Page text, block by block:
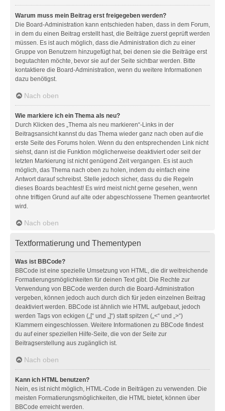
Warum muss mein Beitrag erst freigegeben werden?
Die Board-Administration kann entschieden haben, dass in dem Forum,
in dem du einen Beitrag erstellt hast, die Beiträge zuerst geprüft werden
müssen. Es ist auch möglich, dass die Administration dich zu einer
Gruppe von Benutzern hinzugefügt hat, bei denen sie die Beiträge erst
begutachten möchte, bevor sie auf der Seite sichtbar werden. Bitte
kontaktiere die Board-Administration, wenn du weitere Informationen
dazu benötigst.
Nach oben
Wie markiere ich ein Thema als neu?
Durch Klicken des „Thema als neu markieren“-Links in der
Beitragsansicht kannst du das Thema wieder ganz nach oben auf die
erste Seite des Forums holen. Wenn du den entsprechenden Link nicht
siehst, dann ist die Funktion möglicherweise deaktiviert oder seit der
letzten Markierung ist nicht genügend Zeit vergangen. Es ist auch
möglich, das Thema nach oben zu holen, indem du einfach eine
Antwort darauf schreibst. Stelle jedoch sicher, dass du die Regeln
dieses Boards beachtest! Es wird meist nicht gerne gesehen, wenn
ohne triftigen Grund auf alte oder abgeschlossene Themen geantwortet
wird.
Nach oben
Textformatierung und Thementypen
Was ist BBCode?
BBCode ist eine spezielle Umsetzung von HTML, die dir weitreichende
Formatierungsmöglichkeiten für deinen Text gibt. Die Rechte zur
Verwendung von BBCode werden durch die Board-Administration
vergeben, können jedoch auch durch dich für jeden einzelnen Beitrag
deaktiviert werden. BBCode ist ähnlich wie HTML aufgebaut, jedoch
werden Tags von eckigen („[“ und „]“) statt spitzen („<“ und „>“)
Klammern eingeschlossen. Weitere Informationen zu BBCode findest
du auf einer speziellen Hilfe-Seite, die von der Seite zur
Beitragserstellung aus zugänglich ist.
Nach oben
Kann ich HTML benutzen?
Nein, es ist nicht möglich, HTML-Code in Beiträgen zu verwenden. Die
meisten Formatierungsmöglichkeiten, die HTML bietet, können über
BBCode erreicht werden.